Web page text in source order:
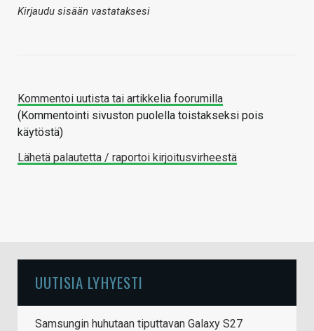
Kirjaudu sisään vastataksesi
Kommentoi uutista tai artikkelia foorumilla
(Kommentointi sivuston puolella toistakseksi pois
käytöstä)
Lähetä palautetta / raportoi kirjoitusvirheestä
UUTISIA LYHYESTI
Samsungin huhutaan tiputtavan Galaxy S27